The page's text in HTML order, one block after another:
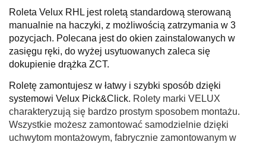
Roleta Velux RHL jest roletą standardową sterowaną
manualnie na haczyki, z możliwością zatrzymania w 3
pozycjach. Polecana jest do okien zainstalowanych w
zasięgu ręki, do wyżej usytuowanych zaleca się
dokupienie drążka ZCT.
Roletę zamontujesz w łatwy i szybki sposób dzięki
systemowi Velux Pick&Click. Rolety marki VELUX
charakteryzują się bardzo prostym sposobem montażu.
Wszystkie możesz zamontować samodzielnie dzięki
uchwytom montażowym, fabrycznie zamontowanym w